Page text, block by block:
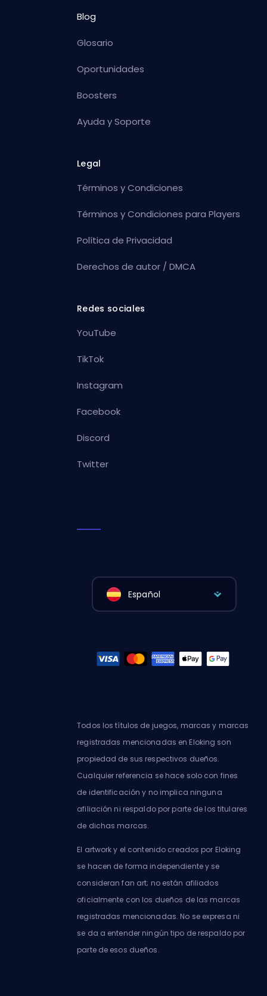
Blog
Glosario
Oportunidades
Boosters
Ayuda y Soporte
Legal
Términos y Condiciones
Términos y Condiciones para Players
Política de Privacidad
Derechos de autor / DMCA
Redes sociales
YouTube
TikTok
Instagram
Facebook
Discord
Twitter
Español
Todos los títulos de juegos, marcas y marcas
registradas mencionadas en Eloking son
propiedad de sus respectivos dueños.
Cualquier referencia se hace solo con fines
de identificación y no implica ninguna
afiliación ni respaldo por parte de los titulares
de dichas marcas.
El artwork y el contenido creados por Eloking
se hacen de forma independiente y se
consideran fan art; no están afiliados
oficialmente con los dueños de las marcas
registradas mencionadas. No se expresa ni
se da a entender ningún tipo de respaldo por
parte de esos dueños.